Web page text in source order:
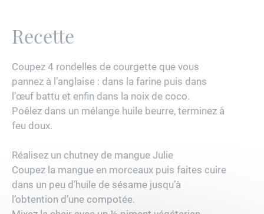
Recette
Coupez 4 rondelles de courgette que vous
pannez à l’anglaise : dans la farine puis dans
l’œuf battu et enfin dans la noix de coco.
Poêlez dans un mélange huile beurre, terminez à
feu doux.
Réalisez un chutney de mangue Julie
Coupez la mangue en morceaux puis faites cuire
dans un peu d’huile de sésame jusqu’à
l’obtention d’une compotée.